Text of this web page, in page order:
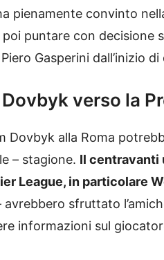
pienamente convinto
poi puntare con decisione
Gasperini dall’inizio
verso la
Dovbyk alla Roma
– stagione. Il centravanti
League, in particolare
avrebbero sfruttato
informazioni sul